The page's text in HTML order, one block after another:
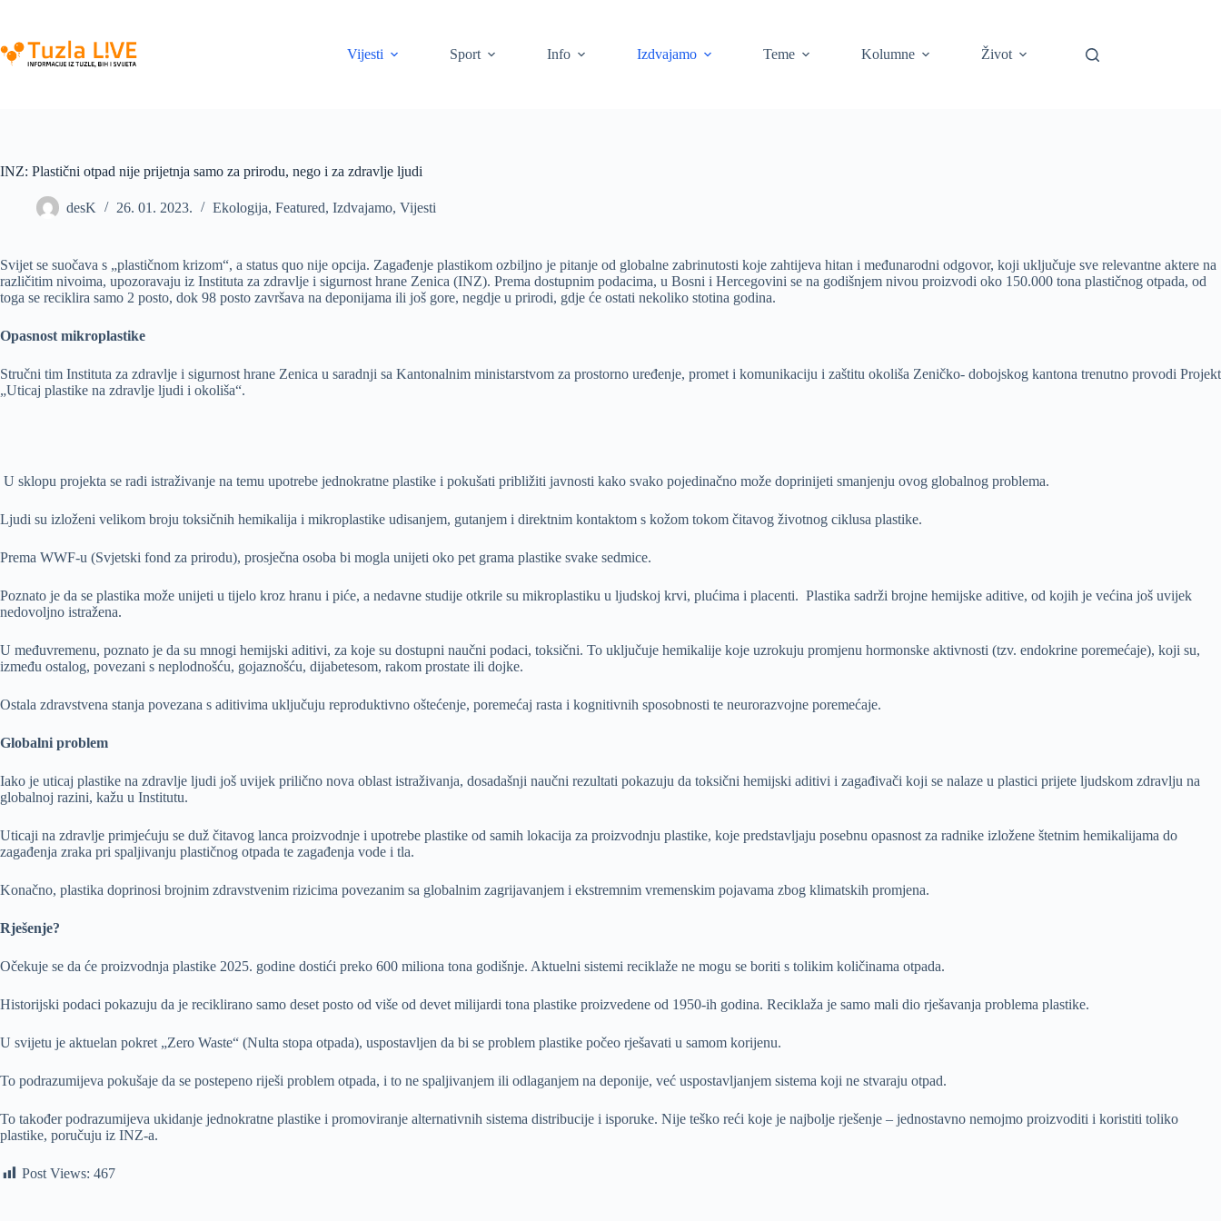
content
Vijesti
Sport Info Izdvajamo Teme Kolumne Život
INZ: Plastični otpad nije prijetnja samo za prirodu, nego i za zdravlje ljudi
desK 26. 01. 2023. Ekologija, Featured, Izdvajamo, Vijesti
Svijet se suočava s „plastičnom krizom“, a status quo nije opcija. Zagađenje plastikom ozbiljno je pitanje od globalne zabrinutosti koje zahtijeva hitan i međunarodni odgovor, koji uključuje sve relevantne aktere na
različitim nivoima, upozoravaju iz Instituta za zdravlje i sigurnost hrane Zenica (INZ). Prema dostupnim podacima, u Bosni i Hercegovini se na godišnjem nivou proizvodi oko 150.000 tona plastičnog otpada, od
toga se reciklira samo 2 posto, dok 98 posto završava na deponijama ili još gore, negdje u prirodi, gdje će ostati nekoliko stotina godina.
Opasnost mikroplastike
Stručni tim Instituta za zdravlje i sigurnost hrane Zenica u saradnji sa Kantonalnim ministarstvom za prostorno uređenje, promet i komunikaciju i zaštitu okoliša Zeničko- dobojskog kantona trenutno provodi Projekt
„Uticaj plastike na zdravlje ljudi i okoliša“.
U sklopu projekta se radi istraživanje na temu upotrebe jednokratne plastike i pokušati približiti javnosti kako svako pojedinačno može doprinijeti smanjenju ovog globalnog problema.
Ljudi su izloženi velikom broju toksičnih hemikalija i mikroplastike udisanjem, gutanjem i direktnim kontaktom s kožom tokom čitavog životnog ciklusa plastike.
Prema WWF-u (Svjetski fond za prirodu), prosječna osoba bi mogla unijeti oko pet grama plastike svake sedmice.
Poznato je da se plastika može unijeti u tijelo kroz hranu i piće, a nedavne studije otkrile su mikroplastiku u ljudskoj krvi, plućima i placenti. Plastika sadrži brojne hemijske aditive, od kojih je većina još uvijek
nedovoljno istražena.
U međuvremenu, poznato je da su mnogi hemijski aditivi, za koje su dostupni naučni podaci, toksični. To uključuje hemikalije koje uzrokuju promjenu hormonske aktivnosti (tzv. endokrine poremećaje), koji su,
između ostalog, povezani s neplodnošću, gojaznošću, dijabetesom, rakom prostate ili dojke.
Ostala zdravstvena stanja povezana s aditivima uključuju reproduktivno oštećenje, poremećaj rasta i kognitivnih sposobnosti te neurorazvojne poremećaje.
Globalni problem
Iako je uticaj plastike na zdravlje ljudi još uvijek prilično nova oblast istraživanja, dosadašnji naučni rezultati pokazuju da toksični hemijski aditivi i zagađivači koji se nalaze u plastici prijete ljudskom zdravlju na
globalnoj razini, kažu u Institutu.
Uticaji na zdravlje primjećuju se duž čitavog lanca proizvodnje i upotrebe plastike od samih lokacija za proizvodnju plastike, koje predstavljaju posebnu opasnost za radnike izložene štetnim hemikalijama do
zagađenja zraka pri spaljivanju plastičnog otpada te zagađenja vode i tla.
Konačno, plastika doprinosi brojnim zdravstvenim rizicima povezanim sa globalnim zagrijavanjem i ekstremnim vremenskim pojavama zbog klimatskih promjena.
Rješenje?
Očekuje se da će proizvodnja plastike 2025. godine dostići preko 600 miliona tona godišnje. Aktuelni sistemi reciklaže ne mogu se boriti s tolikim količinama otpada.
Historijski podaci pokazuju da je reciklirano samo deset posto od više od devet milijardi tona plastike proizvedene od 1950-ih godina. Reciklaža je samo mali dio rješavanja problema plastike.
U svijetu je aktuelan pokret „Zero Waste“ (Nulta stopa otpada), uspostavljen da bi se problem plastike počeo rješavati u samom korijenu.
To podrazumijeva pokušaje da se postepeno riješi problem otpada, i to ne spaljivanjem ili odlaganjem na deponije, već uspostavljanjem sistema koji ne stvaraju otpad.
To također podrazumijeva ukidanje jednokratne plastike i promoviranje alternativnih sistema distribucije i isporuke. Nije teško reći koje je najbolje rješenje – jednostavno nemojmo proizvoditi i koristiti toliko
plastike, poručuju iz INZ-a.
Post Views: 467